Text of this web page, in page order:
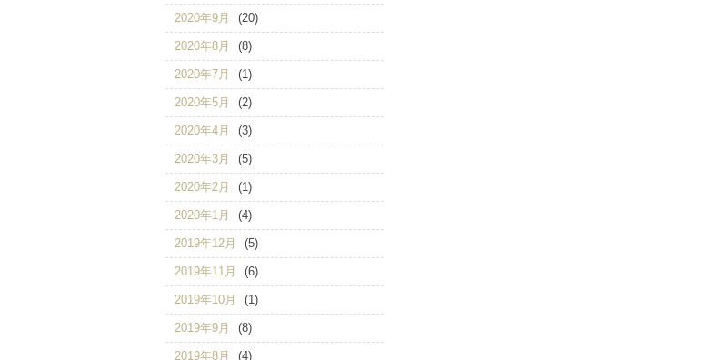
2020年9月 (20)
2020年8月 (8)
2020年7月 (1)
2020年5月 (2)
2020年4月 (3)
2020年3月 (5)
2020年2月 (1)
2020年1月 (4)
2019年12月 (5)
2019年11月 (6)
2019年10月 (1)
2019年9月 (8)
2019年8月 (4)